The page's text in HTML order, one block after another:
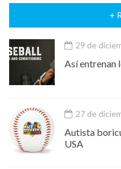
+
29 de
Así entrenan
27 de
Autista
USA